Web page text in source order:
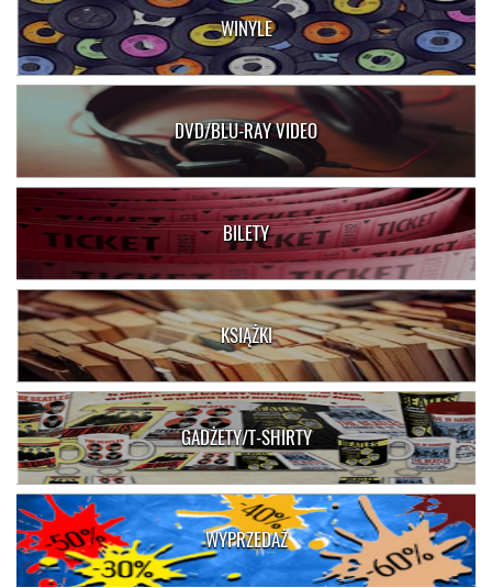
WINYLE
DVD/BLU-RAY VIDEO
BILETY
KSIĄŻKI
GADŻETY/T-SHIRTY
WYPRZEDAŻ